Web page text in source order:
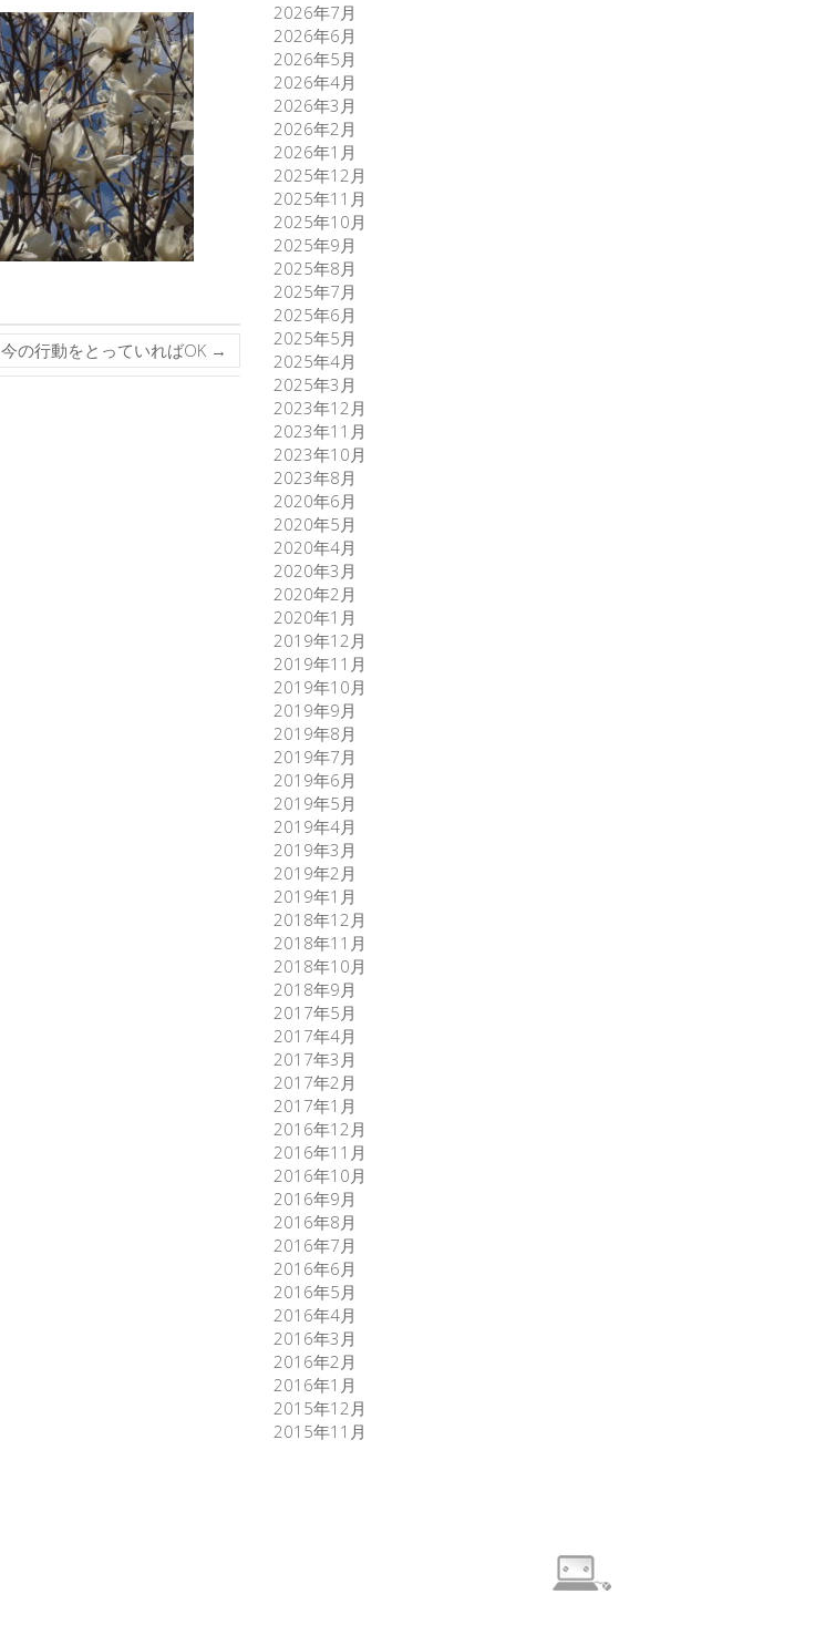
今の行動をとっていればOK →
2026年7月
2026年6月
2026年5月
2026年4月
2026年3月
2026年2月
2026年1月
2025年12月
2025年11月
2025年10月
2025年9月
2025年8月
2025年7月
2025年6月
2025年5月
2025年4月
2025年3月
2023年12月
2023年11月
2023年10月
2023年8月
2020年6月
2020年5月
2020年4月
2020年3月
2020年2月
2020年1月
2019年12月
2019年11月
2019年10月
2019年9月
2019年8月
2019年7月
2019年6月
2019年5月
2019年4月
2019年3月
2019年2月
2019年1月
2018年12月
2018年11月
2018年10月
2018年9月
2017年5月
2017年4月
2017年3月
2017年2月
2017年1月
2016年12月
2016年11月
2016年10月
2016年9月
2016年8月
2016年7月
2016年6月
2016年5月
2016年4月
2016年3月
2016年2月
2016年1月
2015年12月
2015年11月